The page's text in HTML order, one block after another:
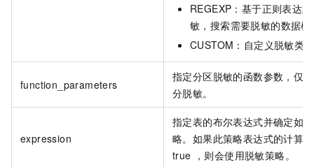
REGEXP：基于正则表达
敏，搜索需要脱敏的数据模
CUSTOM：自定义脱敏类
function_parameters
指定分区脱敏的函数参数，仅
分脱敏。
expression
指定表的布尔表达式并确定如
略。如果此策略表达式的计算
true ，则会使用脱敏策略。